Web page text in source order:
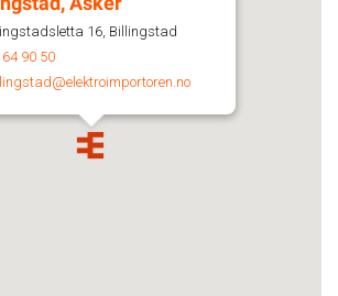
16, Billingstad
64 90 50